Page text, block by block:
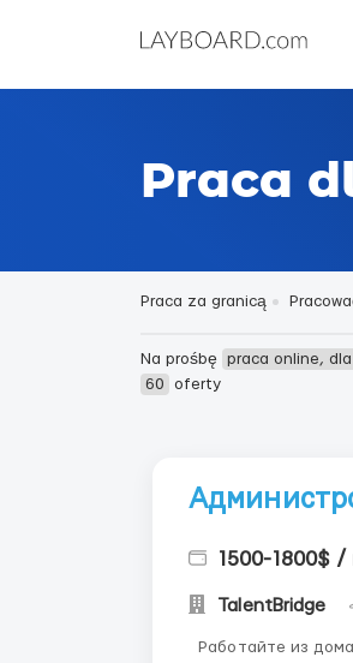
Praca
Praca za granicą
Na prośbę praca online,
60
oferty
1500-1800$ /
TalentBridge